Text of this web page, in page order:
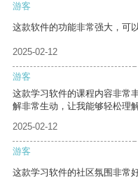
游客
这款软件的功能非常强大，可
2025-02-12
游客
这款学习软件的课程内容非常
解非常生动，让我能够轻松理
2025-02-12
游客
这款学习软件的社区氛围非常